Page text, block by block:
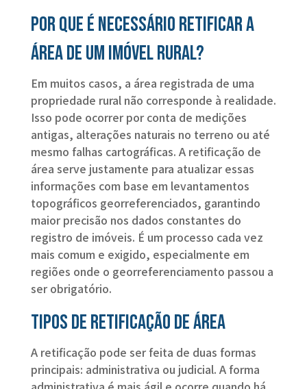
Por que é necessário retificar a
área de um imóvel rural?
Em muitos casos, a área registrada de uma
propriedade rural não corresponde à realidade.
Isso pode ocorrer por conta de medições
antigas, alterações naturais no terreno ou até
mesmo falhas cartográficas. A retificação de
área serve justamente para atualizar essas
informações com base em levantamentos
topográficos georreferenciados, garantindo
maior precisão nos dados constantes do
registro de imóveis. É um processo cada vez
mais comum e exigido, especialmente em
regiões onde o georreferenciamento passou a
ser obrigatório.
Tipos de retificação de área
A retificação pode ser feita de duas formas
principais: administrativa ou judicial. A forma